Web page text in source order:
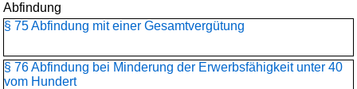
Abfindung
§ 75 Abfindung mit einer Gesamtvergütung
§ 76 Abfindung bei Minderung der Erwerbsfähigkeit unter 40
vom Hundert